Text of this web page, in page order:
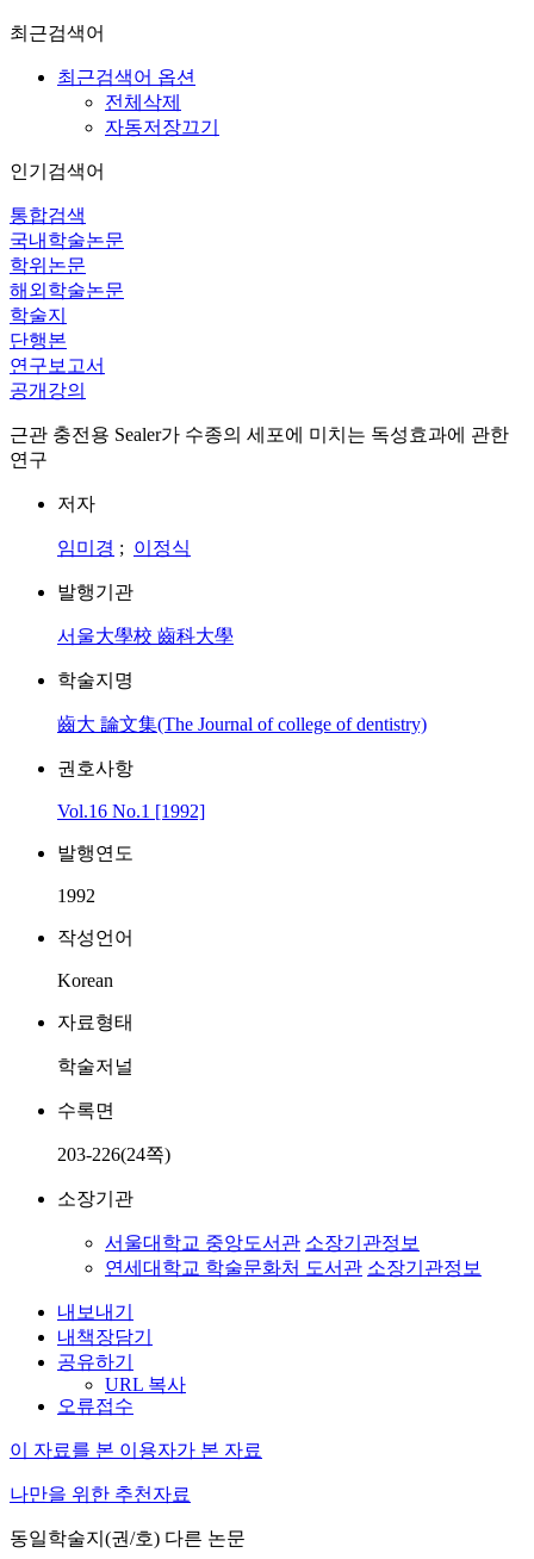
최근검색어
최근검색어 옵션
전체삭제
자동저장끄기
인기검색어
통합검색
국내학술논문
학위논문
해외학술논문
학술지
단행본
연구보고서
공개강의
근관 충전용 Sealer가 수종의 세포에 미치는 독성효과에 관한
연구
저자
임미경 ; 이정식
발행기관
서울大學校 齒科大學
학술지명
齒大 論文集(The Journal of college of dentistry)
권호사항
Vol.16 No.1 [1992]
발행연도
1992
작성언어
Korean
자료형태
학술저널
수록면
203-226(24쪽)
소장기관
서울대학교 중앙도서관 소장기관정보
연세대학교 학술문화처 도서관 소장기관정보
내보내기
내책장담기
공유하기
URL 복사
오류접수
이 자료를 본 이용자가 본 자료
나만을 위한 추천자료
동일학술지(권/호) 다른 논문